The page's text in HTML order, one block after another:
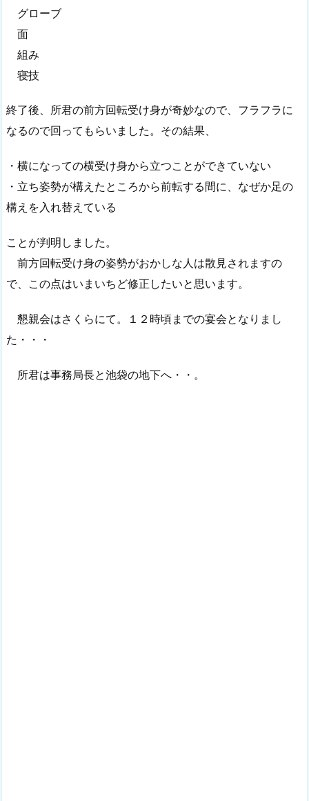
グローブ
面
組み
寝技
終了後、所君の前方回転受け身が奇妙なので、フラフラに
なるので回ってもらいました。その結果、
・横になっての横受け身から立つことができていない
・立ち姿勢が構えたところから前転する間に、なぜか足の
構えを入れ替えている
ことが判明しました。
前方回転受け身の姿勢がおかしな人は散見されますの
で、この点はいまいちど修正したいと思います。
懇親会はさくらにて。１２時頃までの宴会となりまし
た・・・
所君は事務局長と池袋の地下へ・・。